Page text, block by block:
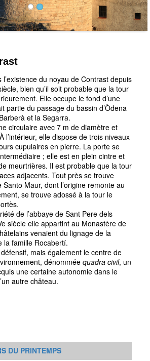
l’existence du noyau de Contrast depuis
bien qu’il soit probable que la tour
Elle occupe le fond d’une
partie du passage du bassin d’Òdena
et la Segarra.
circulaire avec 7 m de diamètre et
l’intérieur, elle dispose de trois niveaux
cupulaires en pierre. La porte se
; elle est en plein cintre et
meurtrières. Il est probable que la tour
adjacents. Tout près se trouve
Santo Maur, dont l’origine remonte au
se trouve adossé à la tour le
de l’abbaye de Sant Pere dels
siècle elle appartint au Monastère de
venaient du lignage de la
la famille Rocabertí.
mais également le centre de
dénommée quadra civil, un
une certaine autonomie dans le
autre château.
DU PRINTEMPS